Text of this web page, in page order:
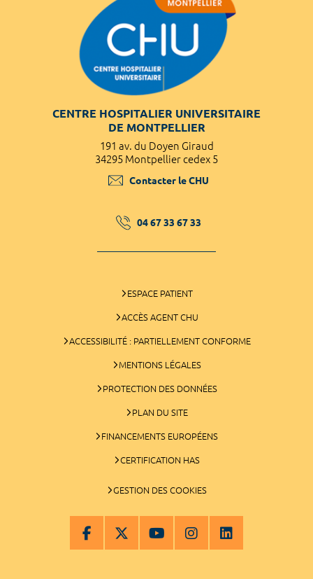
CENTRE HOSPITALIER UNIVERSITAIRE
DE MONTPELLIER
191 av. du Doyen Giraud
34295 Montpellier cedex 5
Contacter le CHU
04 67 33 67 33
ESPACE PATIENT
ACCÈS AGENT CHU
ACCESSIBILITÉ : PARTIELLEMENT CONFORME
MENTIONS LÉGALES
PROTECTION DES DONNÉES
PLAN DU SITE
FINANCEMENTS EUROPÉENS
CERTIFICATION HAS
GESTION DES COOKIES